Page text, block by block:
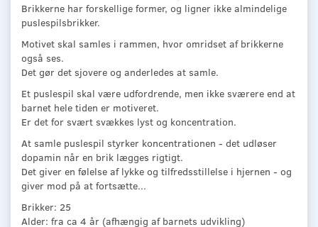
Brikkerne har forskellige former, og ligner ikke almindelige
puslespilsbrikker.
Motivet skal samles i rammen, hvor omridset af brikkerne
også ses.
Det gør det sjovere og anderledes at samle.
Et puslespil skal være udfordrende, men ikke sværere end at
barnet hele tiden er motiveret.
Er det for svært svækkes lyst og koncentration.
At samle puslespil styrker koncentrationen - det udløser
dopamin når en brik lægges rigtigt.
Det giver en følelse af lykke og tilfredsstillelse i hjernen - og
giver mod på at fortsætte...
Brikker: 25
Alder: fra ca 4 år (afhængig af barnets udvikling)